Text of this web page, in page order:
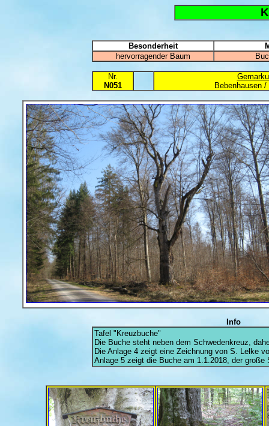
Besonderheit
hervorragender Baum
Nr.
N051
Bebenhausen
Info
Tafel "Kreuzbuche"
Die Buche steht neben dem Schwedenkreuz,
Die Anlage 4 zeigt eine Zeichnung von S. Lelke
Anlage 5 zeigt die Buche am 1.1.2018, der große